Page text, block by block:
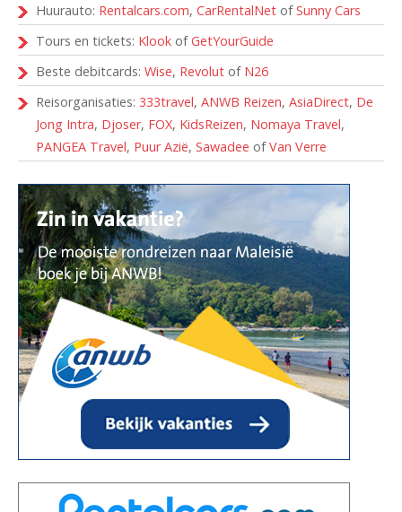
Huurauto: Rentalcars.com, CarRentalNet ofSunny Cars
Tours en tickets: Klook ofGetYourGuide
Beste debitcards: Wise, Revolut of N26
Reisorganisaties: 333travel, ANWB Reizen, AsiaDirect, De
Jong Intra, Djoser, FOX, KidsReizen, Nomaya Travel,
PANGEA Travel, Puur Azië, Sawadee ofVan Verre